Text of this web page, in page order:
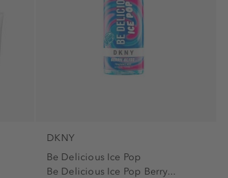
DKNY
Be Delicious Ice Pop
Be Delicious Ice Pop Berry...